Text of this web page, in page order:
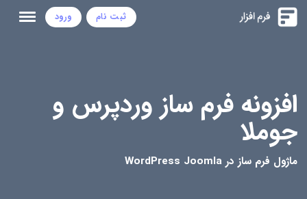
ثبت نام ورود
افزونه فرم ساز وردپرس و
جوملا
ماژول فرم ساز در WordPress Joomla